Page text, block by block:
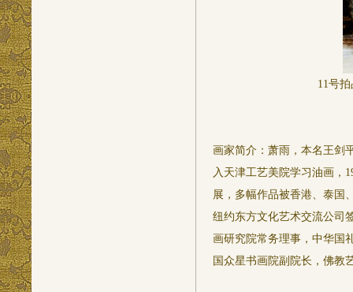
11号拍
画家简介：萧雨，本名王剑
入天津工艺美院学习油画，
展，多幅作品被香港、泰国
纽约东方文化艺术交流公司
画研究院常务理事，中华国
国众星书画院副院长，佛教